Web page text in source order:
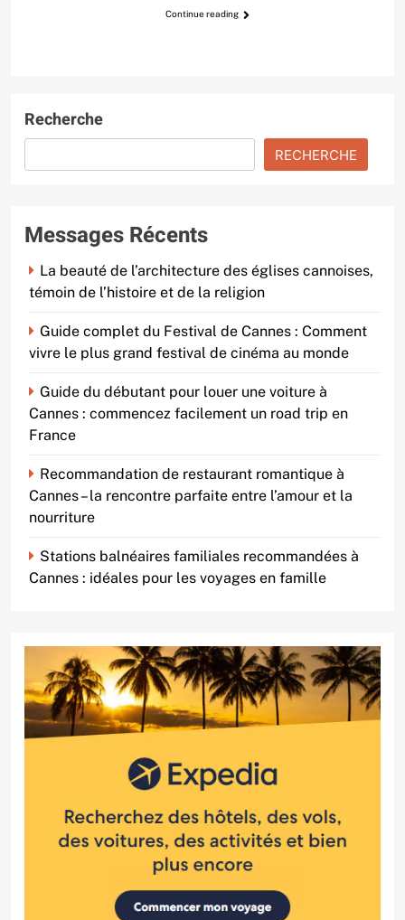
Continue reading
Recherche
RECHERCHE
Messages Récents
La beauté de l’architecture des églises cannoises,
témoin de l’histoire et de la religion
Guide complet du Festival de Cannes : Comment
vivre le plus grand festival de cinéma au monde
Guide du débutant pour louer une voiture à
Cannes : commencez facilement un road trip en
France
Recommandation de restaurant romantique à
Cannes – la rencontre parfaite entre l’amour et la
nourriture
Stations balnéaires familiales recommandées à
Cannes : idéales pour les voyages en famille